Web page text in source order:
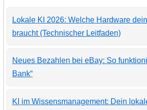
Lokale KI 2026: Welche Hardware
braucht (Technischer Leitfaden)
Neues Bezahlen bei eBay: So
Bank“
KI im Wissensmanagement: Dein